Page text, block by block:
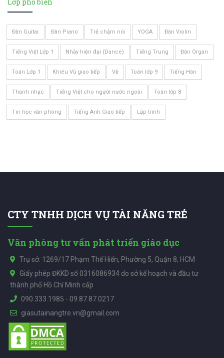
Đàn Guitar Đàn Piano Trẻ chậm nói YOGA Đàn Violin
Tiếng Việt Lớp 1 Nhảy hiện đại (Dance) Tiếng Trung Đàn Organ
Toán Lớp 1 Khiêu Vũ giao tiếp Vẽ Toán lớp 9 Tiếng Hàn
Thanh nhạc Tiếng Việt cho người nước ngoài Toán lớp 8
Tin học văn phòng Tiếng Anh Giao tiếp Lập trình
CTY TNHH DỊCH VỤ TÀI NĂNG TRẺ
Văn phòng tư vấn phát triển giáo dục
Trụ sở: 1269/17 Phạm Thế Hiển, Phường 5, Quận 8, HCM
Giấy phép ĐKKD số 0316086934 do sở kế hoạch và đầu tư
thành phố Hồ Chí Minh cấp
090.333.1985 - 09.87.87.0217
giasutainangtre.vn@gmail.com